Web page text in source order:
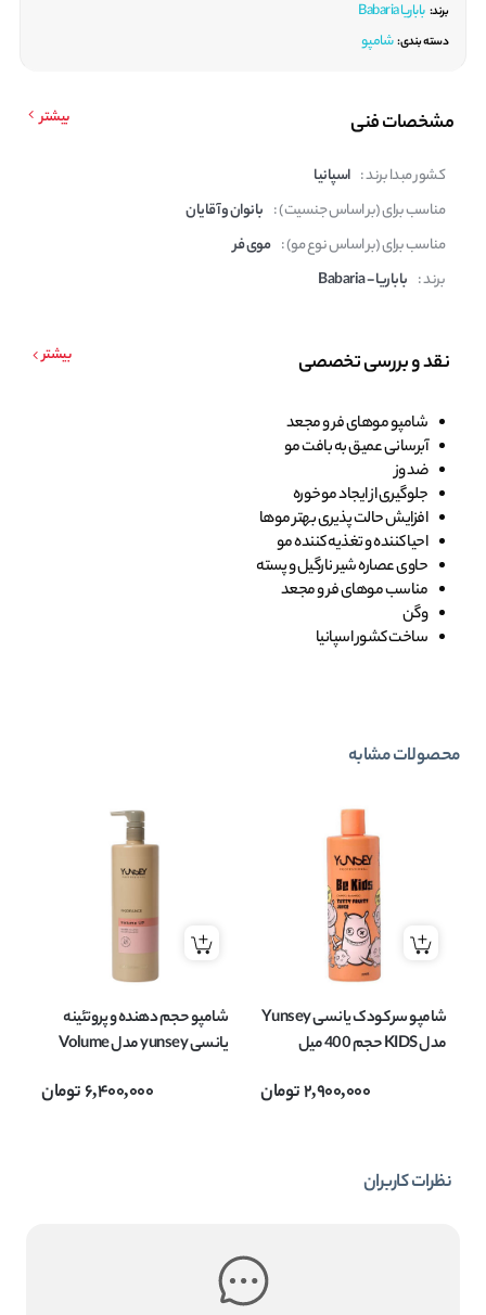
برند: باباریا Babaria
دسته بندی: شامپو
مشخصات فنی بیشتر
کشور مبدا برند : اسپانیا
مناسب برای (بر اساس جنسیت) : بانوان و آقایان
مناسب برای (بر اساس نوع مو) : موی فر
برند : باباریا - Babaria
نقد و بررسی تخصصی بیشتر
شامپو موهای فر و مجعد
آبرسانی عمیق به بافت مو
ضد وز
جلوگیری از ایجاد موخوره
افزایش حالت پذیری بهتر موها
احیا کننده و تغذیه کننده مو
حاوی عصاره شیر نارگیل و پسته
مناسب موهای فر و مجعد
وگن
ساخت کشور اسپانیا
محصولات مشابه
شامپو سر کودک یانسی Yunsey
مدل KIDS حجم 400 میل
2,900,000تومان
شامپو حجم دهنده و پروتئینه
یانسی yunsey مدل Volume
6,400,000تومان
نظرات کاربران